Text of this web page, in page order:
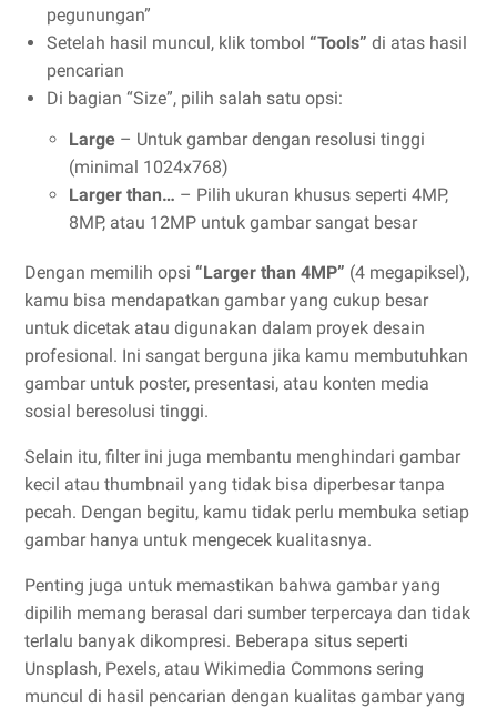
pegunungan”
Setelah hasil muncul, klik tombol “Tools” di atas hasil
pencarian
Di bagian “Size”, pilih salah satu opsi:
Large – Untuk gambar dengan resolusi tinggi
(minimal 1024x768)
Larger than… – Pilih ukuran khusus seperti 4MP,
8MP, atau 12MP untuk gambar sangat besar
Dengan memilih opsi “Larger than 4MP” (4 megapiksel),
kamu bisa mendapatkan gambar yang cukup besar
untuk dicetak atau digunakan dalam proyek desain
profesional. Ini sangat berguna jika kamu membutuhkan
gambar untuk poster, presentasi, atau konten media
sosial beresolusi tinggi.
Selain itu, filter ini juga membantu menghindari gambar
kecil atau thumbnail yang tidak bisa diperbesar tanpa
pecah. Dengan begitu, kamu tidak perlu membuka setiap
gambar hanya untuk mengecek kualitasnya.
Penting juga untuk memastikan bahwa gambar yang
dipilih memang berasal dari sumber terpercaya dan tidak
terlalu banyak dikompresi. Beberapa situs seperti
Unsplash, Pexels, atau Wikimedia Commons sering
muncul di hasil pencarian dengan kualitas gambar yang